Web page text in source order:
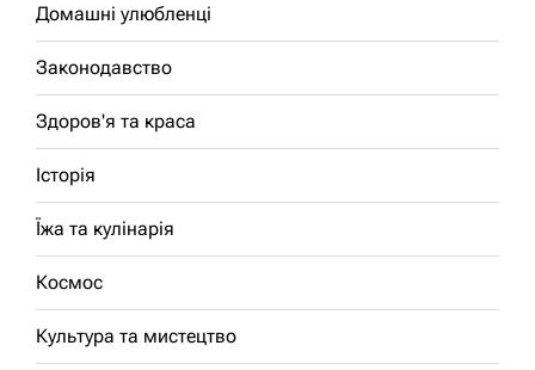
Домашні улюбленці
Законодавство
Здоров'я та краса
Історія
Їжа та кулінарія
Космос
Культура та мистецтво